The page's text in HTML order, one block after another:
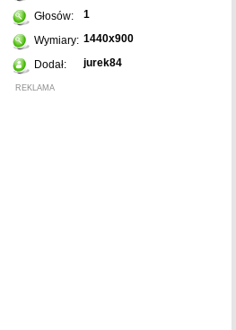
Głosów: 1
Wymiary: 1440x900
Dodał: jurek84
REKLAMA